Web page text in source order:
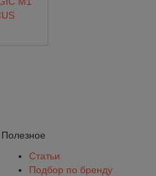
Полезное
Статьи
Подбор по бренду